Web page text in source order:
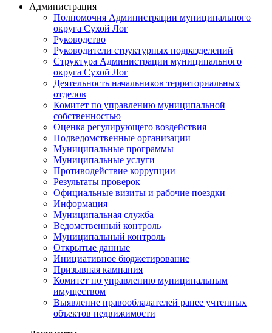
Администрация
Полномочия Администрации муниципального
округа Сухой Лог
Руководство
Руководители структурных подразделений
Структура Администрации муниципального
округа Сухой Лог
Деятельность начальников территориальных
отделов
Комитет по управлению муниципальной
собственностью
Оценка регулирующего воздействия
Подведомственные организации
Муниципальные программы
Муниципальные услуги
Противодействие коррупции
Результаты проверок
Официальные визиты и рабочие поездки
Информация
Муниципальная служба
Ведомственный контроль
Муниципальный контроль
Открытые данные
Инициативное бюджетирование
Призывная кампания
Комитет по управлению муниципальным
имуществом
Выявление правообладателей ранее учтенных
объектов недвижимости